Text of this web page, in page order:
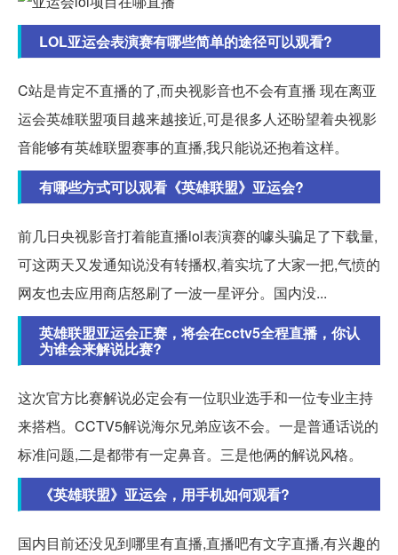
LOL亚运会表演赛有哪些简单的途径可以观看?
C站是肯定不直播的了,而央视影音也不会有直播 现在离亚
运会英雄联盟项目越来越接近,可是很多人还盼望着央视影
音能够有英雄联盟赛事的直播,我只能说还抱着这样。
有哪些方式可以观看《英雄联盟》亚运会?
前几日央视影音打着能直播lol表演赛的噱头骗足了下载量,
可这两天又发通知说没有转播权,着实坑了大家一把,气愤的
网友也去应用商店怒刷了一波一星评分。国内没...
英雄联盟亚运会正赛，将会在cctv5全程直播，你认
为谁会来解说比赛?
这次官方比赛解说必定会有一位职业选手和一位专业主持
来搭档。CCTV5解说海尔兄弟应该不会。一是普通话说的
标准问题,二是都带有一定鼻音。三是他俩的解说风格。
《英雄联盟》亚运会，用手机如何观看?
国内目前还没见到哪里有直播,直播吧有文字直播,有兴趣的